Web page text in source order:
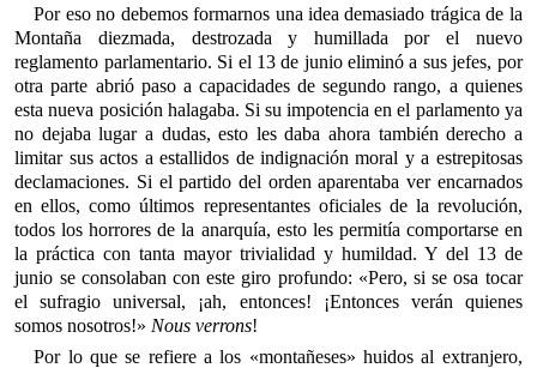
Por eso no debemos formarnos una idea demasiado trágica de la
Montaña diezmada, destrozada y humillada por el nuevo
reglamento parlamentario. Si el 13 de junio eliminó a sus jefes, por
otra parte abrió paso a capacidades de segundo rango, a quienes
esta nueva posición halagaba. Si su impotencia en el parlamento ya
no dejaba lugar a dudas, esto les daba ahora también derecho a
limitar sus actos a estallidos de indignación moral y a estrepitosas
declamaciones. Si el partido del orden aparentaba ver encarnados
en ellos, como últimos representantes oficiales de la revolución,
todos los horrores de la anarquía, esto les permitía comportarse en
la práctica con tanta mayor trivialidad y humildad. Y del 13 de
junio se consolaban con este giro profundo: «Pero, si se osa tocar
el sufragio universal, ¡ah, entonces! ¡Entonces verán quienes
somos nosotros!» Nous verrons!
Por lo que se refiere a los «montañeses» huidos al extranjero,